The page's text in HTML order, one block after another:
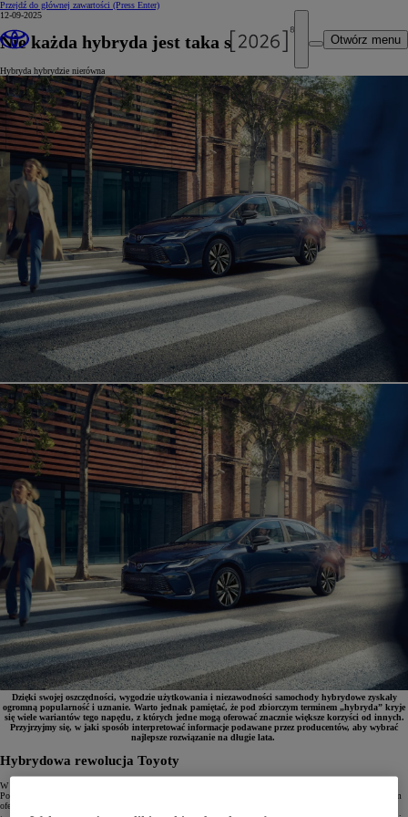
Przejdź do głównej zawartości (Press Enter)
Otwórz menu
12-09-2025
Nie każda hybryda jest taka sama
Hybryda hybrydzie nierówna
Dzięki swojej oszczędności, wygodzie użytkowania i niezawodności samochody hybrydowe zyskały
ogromną popularność i uznanie. Warto jednak pamiętać, że pod zbiorczym terminem „hybryda” kryje
się wiele wariantów tego napędu, z których jedne mogą oferować znacznie większe korzyści od innych.
Przyjrzyjmy się, w jaki sposób interpretować informacje podawane przez producentów, aby wybrać
najlepsze rozwiązanie na długie lata.
Hybrydowa rewolucja Toyoty
W 1997 roku
Połączenie silnika spalinowego z napędem elektrycznym i lekką baterią okazało się doskonałym rozwiązaniem
oferującym niskie zużycie paliwa, zmniejszoną emisję CO